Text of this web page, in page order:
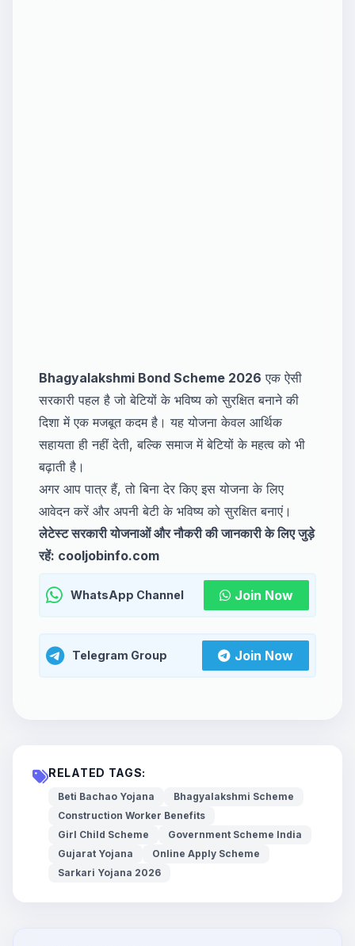
Bhagyalakshmi Bond Scheme 2026 एक ऐसी
सरकारी पहल है जो बेटियों के भविष्य को सुरक्षित बनाने की
दिशा में एक मजबूत कदम है। यह योजना केवल आर्थिक
सहायता ही नहीं देती, बल्कि समाज में बेटियों के महत्व को भी
बढ़ाती है।
अगर आप पात्र हैं, तो बिना देर किए इस योजना के लिए
आवेदन करें और अपनी बेटी के भविष्य को सुरक्षित बनाएं।
लेटेस्ट सरकारी योजनाओं और नौकरी की जानकारी के लिए जुड़े
रहें: cooljobinfo.com
WhatsApp Channel Join Now
Telegram Group Join Now
RELATED TAGS:
Beti Bachao Yojana
Bhagyalakshmi Scheme
Construction Worker Benefits
Girl Child Scheme
Government Scheme India
Gujarat Yojana
Online Apply Scheme
Sarkari Yojana 2026